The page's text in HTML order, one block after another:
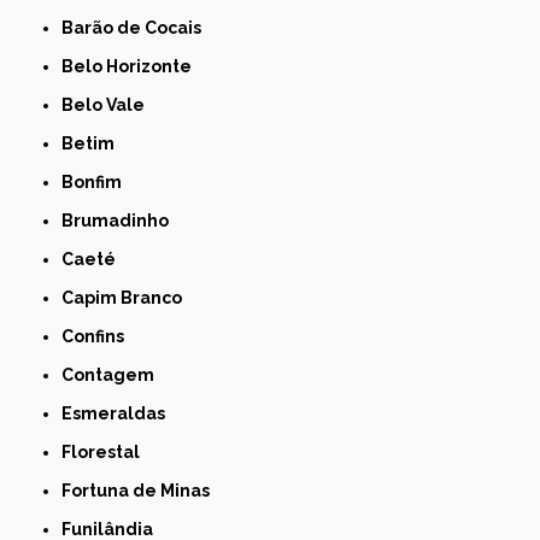
Barão de Cocais
Belo Horizonte
Belo Vale
Betim
Bonfim
Brumadinho
Caeté
Capim Branco
Confins
Contagem
Esmeraldas
Florestal
Fortuna de Minas
Funilândia